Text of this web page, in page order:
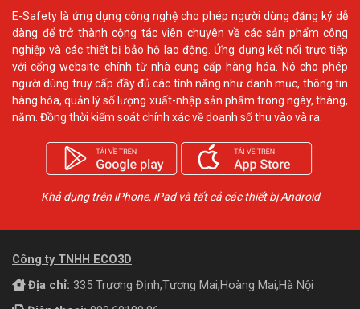
E-Safety là ứng dụng công nghệ cho phép người dùng đăng ký dễ
dàng để trở thành cộng tác viên chuyên về các sản phẩm công
nghiệp và các thiết bị bảo hộ lao động. Ứng dụng kết nối trực tiếp
với cổng website chính từ nhà cung cấp hàng hóa. Nó cho phép
người dùng truy cấp đầy đủ các tính năng như danh mục, thông tin
hàng hóa, quản lý số lượng xuất-nhập sản phẩm trong ngày, tháng,
năm. Đồng thời kiểm soát chính xác về doanh số thu vào và ra.
Khả dụng trên iPhone, iPad và tất cả các thiết bị Android
Công ty TNHH ECO3D
Địa chỉ: 335 Trương Định,Tương Mai,Hoàng Mai,Hà Nội